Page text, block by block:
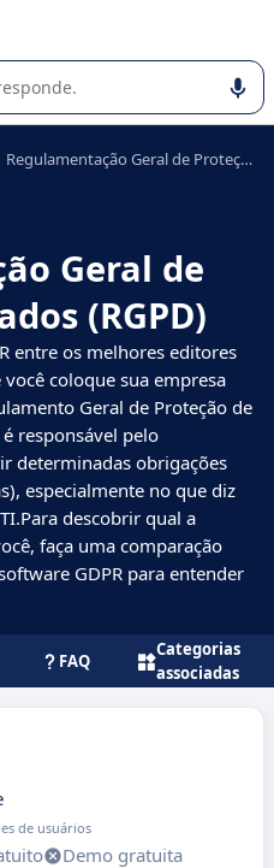
na seleção de software
Regulamentação Geral de Proteção de Dados (RGPD)
Geral de
(RGPD)
entre os melhores editores
coloque sua empresa
Geral de Proteção de
responsável pelo
determinadas obrigações
especialmente no que diz
descobrir qual a
faça uma comparação
GDPR para entender
FAQ
Categorias
associadas
de usuários
Demo gratuita